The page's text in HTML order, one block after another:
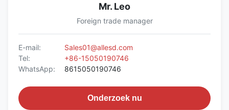
Mr. Leo
Foreign trade manager
E-mail:
Sales01@allesd.com
Tel:
+86-15050190746
WhatsApp:
8615050190746
Onderzoek nu